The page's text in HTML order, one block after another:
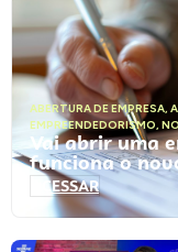
ABERTURA DE EMPRESA,
EMPREENDEDORISMO,
Vai abrir uma
funciona o
ACESSAR